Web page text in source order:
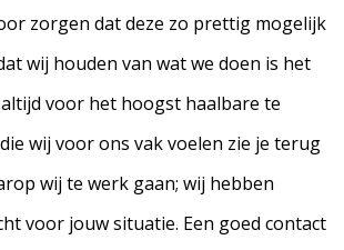
zorgen dat deze zo prettig mogelijk
wij houden van wat we doen is het
voor het hoogst haalbare te
wij voor ons vak voelen zie je terug
wij te werk gaan; wij hebben
voor jouw situatie. Een goed contact